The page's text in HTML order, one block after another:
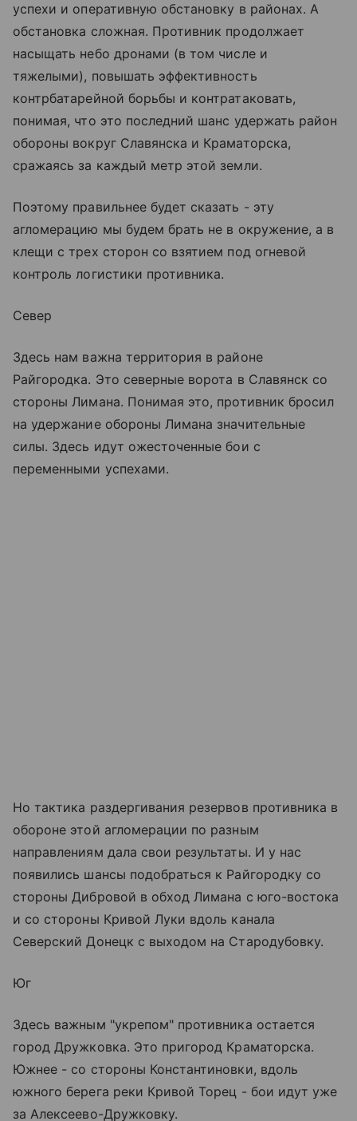
успехи и оперативную обстановку в районах. А
обстановка сложная. Противник продолжает
насыщать небо дронами (в том числе и
тяжелыми), повышать эффективность
контрбатарейной борьбы и контратаковать,
понимая, что это последний шанс удержать район
обороны вокруг Славянска и Краматорска,
сражаясь за каждый метр этой земли.
Поэтому правильнее будет сказать - эту
агломерацию мы будем брать не в окружение, а в
клещи с трех сторон со взятием под огневой
контроль логистики противника.
Север
Здесь нам важна территория в районе
Райгородка. Это северные ворота в Славянск со
стороны Лимана. Понимая это, противник бросил
на удержание обороны Лимана значительные
силы. Здесь идут ожесточенные бои с
переменными успехами.
Но тактика раздергивания резервов противника в
обороне этой агломерации по разным
направлениям дала свои результаты. И у нас
появились шансы подобраться к Райгородку со
стороны Дибровой в обход Лимана с юго-востока
и со стороны Кривой Луки вдоль канала
Северский Донецк с выходом на Стародубовку.
Юг
Здесь важным "укрепом" противника остается
город Дружковка. Это пригород Краматорска.
Южнее - со стороны Константиновки, вдоль
южного берега реки Кривой Торец - бои идут уже
за Алексеево-Дружковку.